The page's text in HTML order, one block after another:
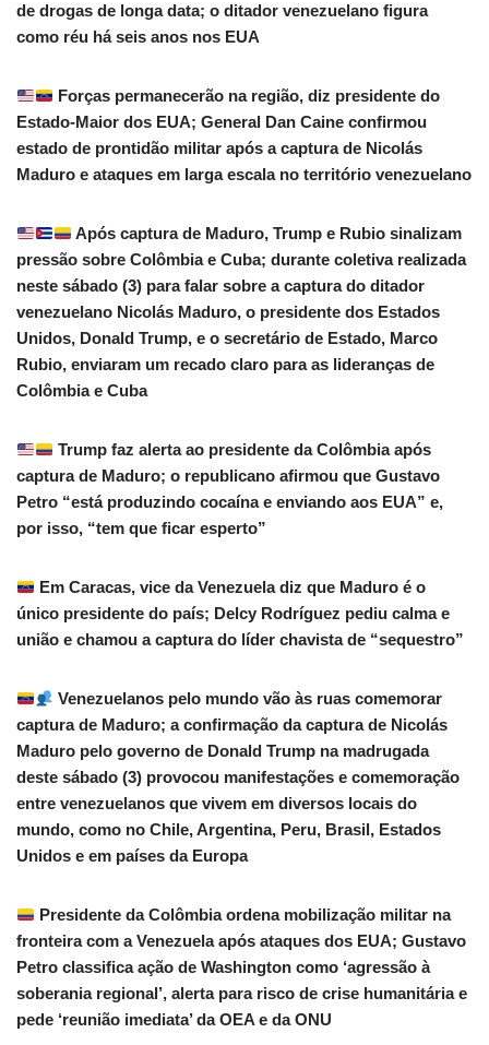
de drogas de longa data; o ditador venezuelano figura
como réu há seis anos nos EUA
Forças permanecerão na região, diz presidente do
Estado-Maior dos EUA; General Dan Caine confirmou
estado de prontidão militar após a captura de Nicolás
Maduro e ataques em larga escala no território venezuelano
Após captura de Maduro, Trump e Rubio sinalizam
pressão sobre Colômbia e Cuba; durante coletiva realizada
neste sábado (3) para falar sobre a captura do ditador
venezuelano Nicolás Maduro, o presidente dos Estados
Unidos, Donald Trump, e o secretário de Estado, Marco
Rubio, enviaram um recado claro para as lideranças de
Colômbia e Cuba
Trump faz alerta ao presidente da Colômbia após
captura de Maduro; o republicano afirmou que Gustavo
Petro “está produzindo cocaína e enviando aos EUA” e,
por isso, “tem que ficar esperto”
Em Caracas, vice da Venezuela diz que Maduro é o
único presidente do país; Delcy Rodríguez pediu calma e
união e chamou a captura do líder chavista de “sequestro”
Venezuelanos pelo mundo vão às ruas comemorar
captura de Maduro; a confirmação da captura de Nicolás
Maduro pelo governo de Donald Trump na madrugada
deste sábado (3) provocou manifestações e comemoração
entre venezuelanos que vivem em diversos locais do
mundo, como no Chile, Argentina, Peru, Brasil, Estados
Unidos e em países da Europa
Presidente da Colômbia ordena mobilização militar na
fronteira com a Venezuela após ataques dos EUA; Gustavo
Petro classifica ação de Washington como ‘agressão à
soberania regional’, alerta para risco de crise humanitária e
pede ‘reunião imediata’ da OEA e da ONU